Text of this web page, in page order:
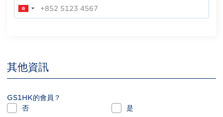
其他資訊
GS1HK的會員？
否
是